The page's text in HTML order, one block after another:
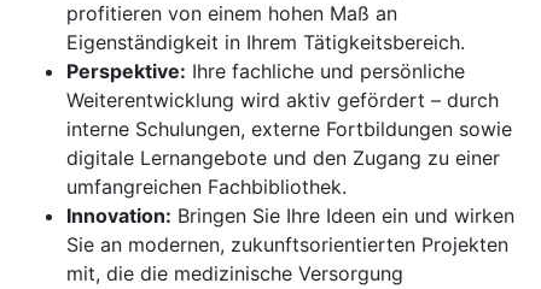
profitieren von einem hohen Maß an
Eigenständigkeit in Ihrem Tätigkeitsbereich.
Perspektive: Ihre fachliche und persönliche
Weiterentwicklung wird aktiv gefördert – durch
interne Schulungen, externe Fortbildungen sowie
digitale Lernangebote und den Zugang zu einer
umfangreichen Fachbibliothek.
Innovation: Bringen Sie Ihre Ideen ein und wirken
Sie an modernen, zukunftsorientierten Projekten
mit, die die medizinische Versorgung